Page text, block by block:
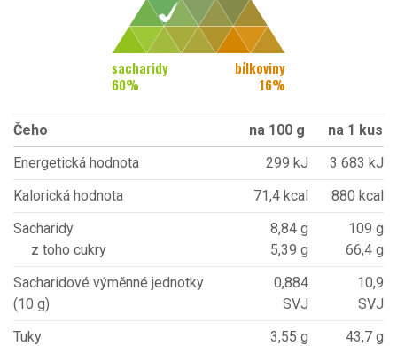
sacharidy
60%
bílkoviny
16%
Čeho na 100 g
na 1 kus
Energetická hodnota
299 kJ
3 683 kJ
Kalorická hodnota
71,4 kcal
880 kcal
Sacharidy
z toho cukry
8,84 g
5,39 g
109 g
66,4 g
Sacharidové výměnné jednotky
(10 g)
0,884
SVJ
10,9
SVJ
Tuky
3,55 g
43,7 g